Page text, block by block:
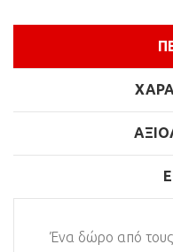
Ένα δώρο από τους